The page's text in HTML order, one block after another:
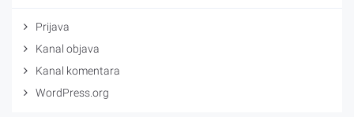
Prijava
Kanal objava
Kanal komentara
WordPress.org